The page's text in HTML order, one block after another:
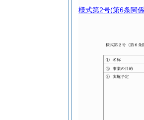
様式第2号(第6条関